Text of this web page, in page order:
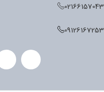
02166157043
09126167253